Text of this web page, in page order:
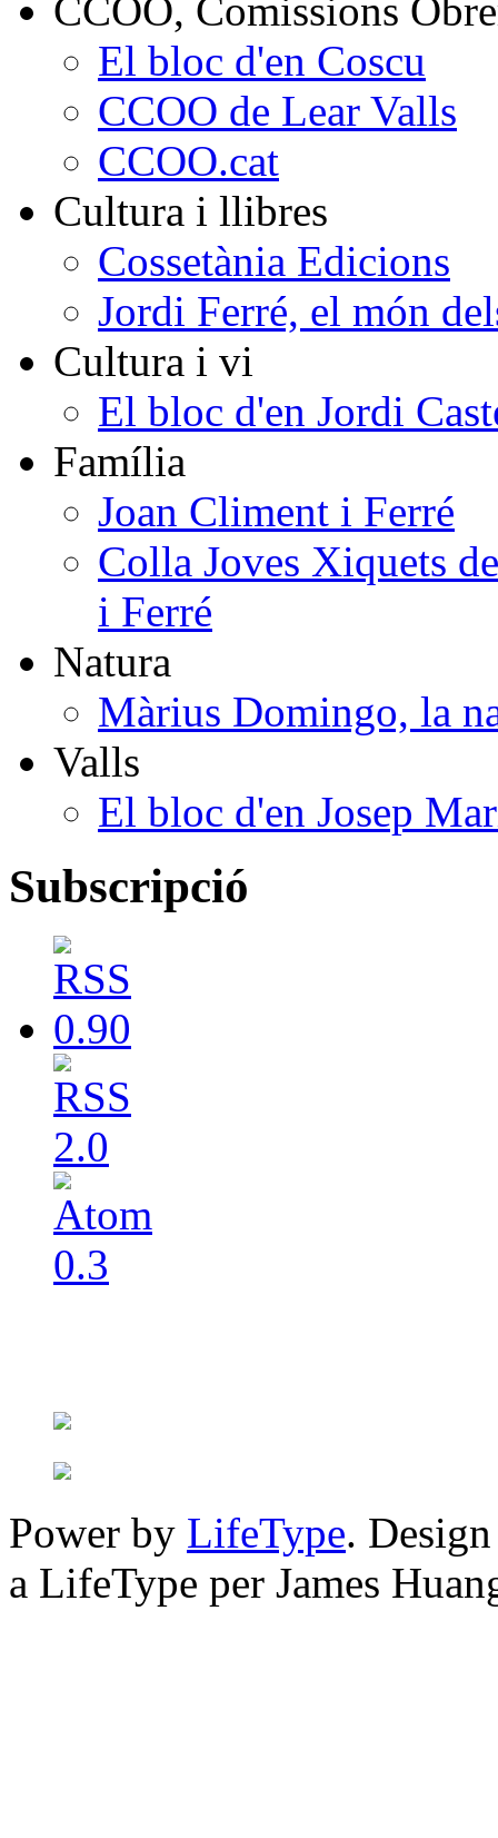
CCOO, Comissions
El bloc d'en Coscu
CCOO de Lear Valls
CCOO.cat
Cultura i llibres
Cossetània Edicions
Jordi Ferré, el món
Cultura i vi
El bloc d'en Jordi
Família
Joan Climent i Ferré
Colla Joves Xiquets
i Ferré
Natura
Màrius Domingo, la
Valls
El bloc d'en Josep
Subscripció
Power by LifeType.
a LifeType per James